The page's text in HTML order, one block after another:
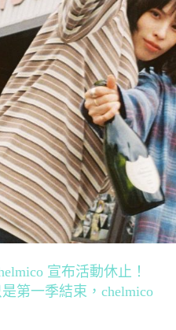
宣布活動休止！
第一季結束，chelmico